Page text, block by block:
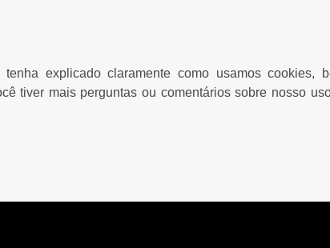
explicado claramente como usamos cookies,
tiver mais perguntas ou comentários sobre nosso